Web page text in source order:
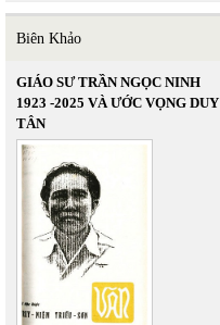
Biên Khảo
GIÁO SƯ TRẦN NGỌC NINH
1923 -2025 VÀ ƯỚC VỌNG DUY
TÂN